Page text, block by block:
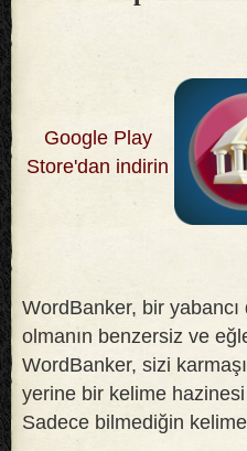
Google Play
Store'dan indirin
WordBanker, bir yabancı
olmanın benzersiz ve
WordBanker, sizi
yerine bir kelime
Sadece bilmediğin